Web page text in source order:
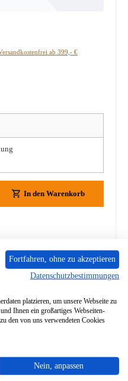
ab 399,- €
In den Warenkorb
Produkt
Fortfahren, ohne zu akzeptieren
Datenschutzbestimmungen
platzieren, um unsere Webseite zu
Ihnen ein großartiges Webseiten-
den von uns verwendeten Cookies
Nein, anpassen